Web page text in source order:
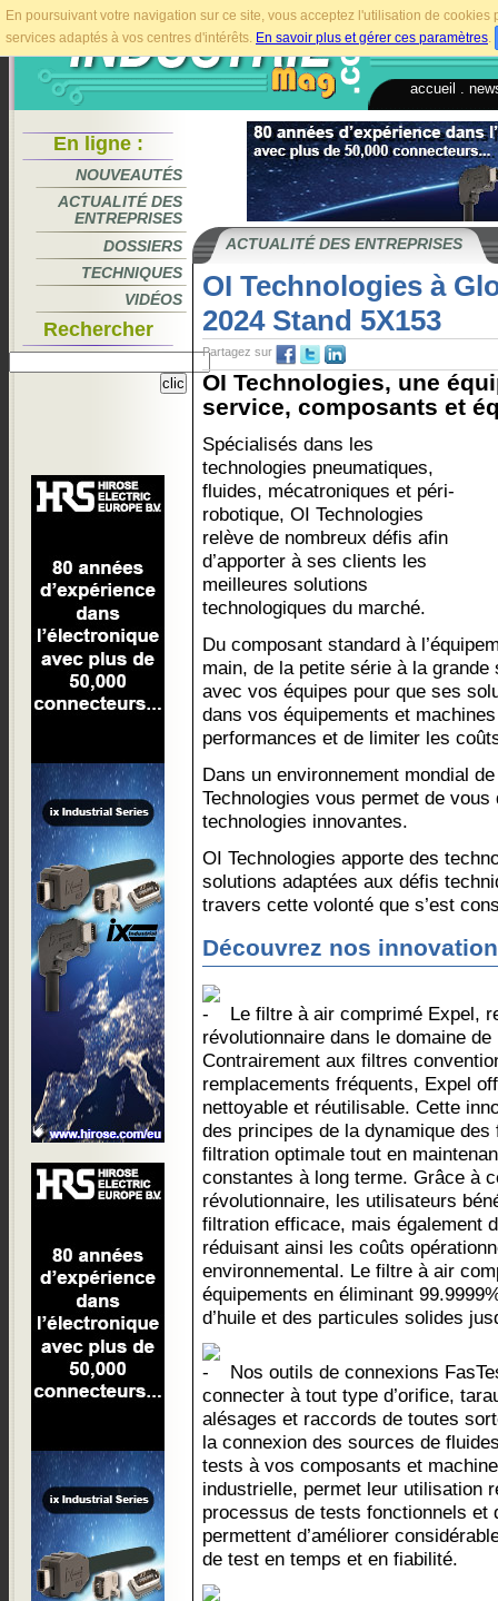
En poursuivant votre navigation sur ce site, vous acceptez l'utilisation de
services adaptés à vos centres d'intérêts. En savoir plus et gérer ces paramètres.
accueil
En ligne :
NOUVEAUTÉS
ACTUALITÉ DES
ENTREPRISES
DOSSIERS
TECHNIQUES
VIDÉOS
Rechercher
ACTUALITÉ DES ENTREPRISES
OI Technologies à
2024 Stand 5X153
Partagez sur
OI Technologies, une
service, composants et
Spécialisés dans les
technologies pneumatiques,
fluides, mécatroniques et péri-
robotique, OI Technologies
relève de nombreux défis afin
d’apporter à ses clients les
meilleures solutions
technologiques du marché.
Du composant standard à
main, de la petite série à la
avec vos équipes pour que ses
dans vos équipements et
performances et de limiter les
Dans un environnement mondial
Technologies vous permet de
technologies innovantes.
OI Technologies apporte des
solutions adaptées aux défis
travers cette volonté que s’est
Découvrez nos
Le filtre à air comprimé Expel,
révolutionnaire dans le domaine
Contrairement aux filtres
remplacements fréquents, Expel
nettoyable et réutilisable. Cette
des principes de la dynamique
filtration optimale tout en
constantes à long terme. Grâce à
révolutionnaire, les utilisateurs
filtration efficace, mais également
réduisant ainsi les coûts
environnemental. Le filtre à air
équipements en éliminant
d’huile et des particules solides
Nos outils de connexions
connecter à tout type d’orifice,
alésages et raccords de toutes
la connexion des sources de
tests à vos composants et
industrielle, permet leur utilisation
processus de tests fonctionnels et
permettent d’améliorer
de test en temps et en fiabilité.